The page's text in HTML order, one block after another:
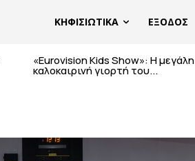
ΚΗΦΙΣΙΩΤΙΚΑ ΕΞΟΔΟΣ
«Eurovision Kids Show»: Η μεγάλη
καλοκαιρινή γιορτή του...